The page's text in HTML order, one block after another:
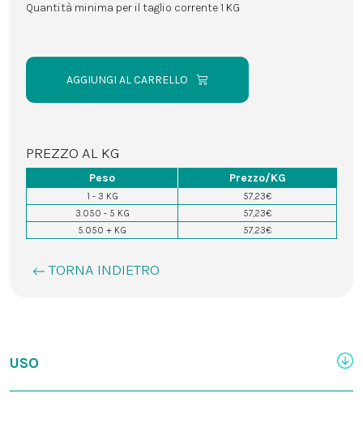
Quantità minima per il taglio corrente 1 KG
AGGIUNGI AL CARRELLO
PREZZO AL KG
Peso Prezzo/KG
1 - 3 KG
57,23€
3.050 - 5 KG
57,23€
5.050 + KG
57,23€
TORNA INDIETRO
USO